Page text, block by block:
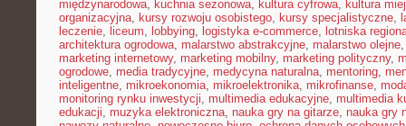
międzynarodowa, kuchnia sezonowa, kultura cyfrowa, kultura
organizacyjna, kursy rozwoju osobistego, kursy specjalistyczne,
leczenie, liceum, lobbying, logistyka e-commerce, lotniska
architektura ogrodowa, malarstwo abstrakcyjne, malarstwo olejne
marketing internetowy, marketing mobilny, marketing polityczny,
ogrodowe, media tradycyjne, medycyna naturalna, mentoring,
inteligentne, mikroekonomia, mikroelektronika, mikrofinanse,
monitoring rynku inwestycji, multimedia edukacyjne, multimedia
edukacji, muzyka elektroniczna, nauka gry na gitarze, nauka gry